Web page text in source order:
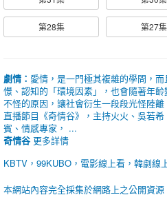
第28集 第27集
劇情： 愛情，是一門極其複雜的學問，
憬、認知的「環境因素」，也會隨著年
不怪的原因，讓社會衍生一段段光怪陸
直播節目《奇情谷》，主持火火、吳若
賓、情感專家， ...
奇情谷 更多詳情
KBTV，99KUBO，電影線上看，韓劇線
本網站內容完全採集於網路上之公開資